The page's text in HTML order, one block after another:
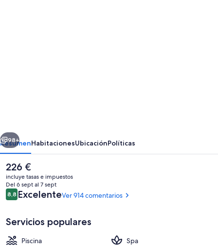
Una piscina al aire libre (de 10:30 a
Siguiente
98+
ResumenHabitacionesUbicaciónPolíticas
El
precio
actual
es
de
226 €
incluye tasas e impuestos
Del 6 sept al 7 sept
Comentarios
8,88,8 de 10
ExcelenteVer 914 comentarios
Servicios populares
Piscina
Spa